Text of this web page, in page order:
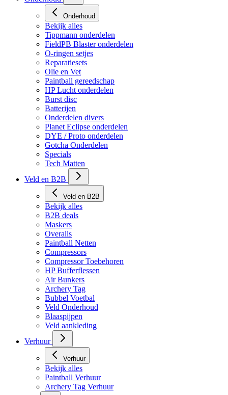
Onderhoud
Onderhoud
Bekijk alles
Tippmann onderdelen
FieldPB Blaster onderdelen
O-ringen setjes
Reparatiesets
Olie en Vet
Paintball gereedschap
HP Lucht onderdelen
Burst disc
Batterijen
Onderdelen divers
Planet Eclipse onderdelen
DYE / Proto onderdelen
Gotcha Onderdelen
Specials
Tech Matten
Veld en B2B
Veld en B2B
Bekijk alles
B2B deals
Maskers
Overalls
Paintball Netten
Compressors
Compressor Toebehoren
HP Bufferflessen
Air Bunkers
Archery Tag
Bubbel Voetbal
Veld Onderhoud
Blaaspijpen
Veld aankleding
Verhuur
Bekijk alles
Paintball Verhuur